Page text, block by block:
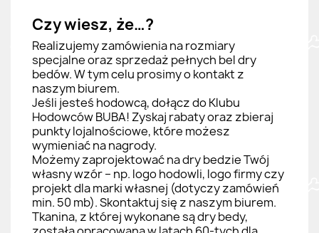
Czy wiesz, że…?
Realizujemy zamówienia na rozmiary
specjalne oraz sprzedaż pełnych bel dry
bedów. W tym celu prosimy o kontakt z
naszym biurem.
Jeśli jesteś hodowcą, dołącz do Klubu
Hodowców BUBA! Zyskaj rabaty oraz zbieraj
punkty lojalnościowe, które możesz
wymieniać na nagrody.
Możemy zaprojektować na dry bedzie Twój
własny wzór – np. logo hodowli, logo firmy czy
projekt dla marki własnej (dotyczy zamówień
min. 50 mb). Skontaktuj się z naszym biurem.
Tkanina, z której wykonane są dry bedy,